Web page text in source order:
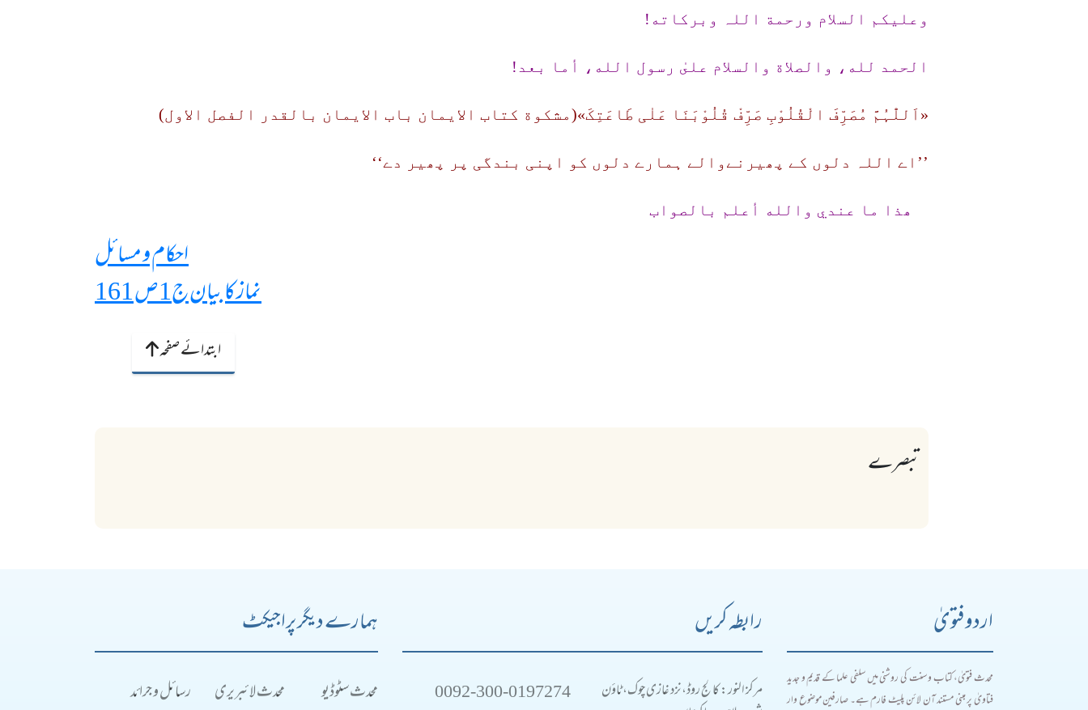
وعلیکم السلام ورحمة اللہ وبرکاته!
الحمد لله، والصلاة والسلام علىٰ رسول الله، أما بعد!
«اَللّٰہُمَّ مُصَرِّفَ الْقُلُوْبِ صَرِّفْ قُلُوْبَنَا عَلٰی طَاعَتِکَ»(مشكوة كتاب الايمان باب الايمان بالقدر الفصل الاول)
’’اے اللہ دلوں کے پھیرنےوالے ہمارے دلوں کو اپنی بندگی پر پھیر دے‘‘
ھذا ما عندي والله أعلم بالصواب
احکام و مسائل
نماز کا بیان ج1ص 161
ابتدائے صفحہ
تبصرے
اردو فتویٰ
محدث فتویٰ، کتاب و سنت کی روشنی میں سلفی علما کے قدیم و جدید
فتاویٰ پر مبنی مستند آن لائن پلیٹ فارم ہے۔ صارفین موضوع وار
رابطہ کریں
مرکز النور: کالج روڈ، نزد غازی چوک، ٹاؤن
0092-300-0197274
ہمارے دیگر پراجیکٹ
محدث سٹوڈیو محدث لائبریری رسائل و جرائد